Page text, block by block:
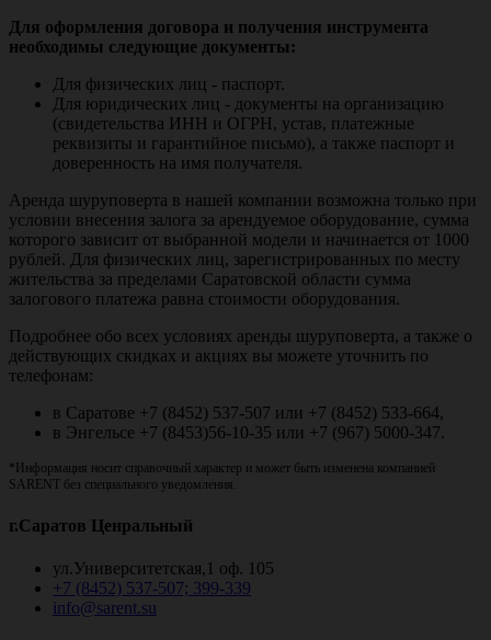
Для оформления договора и получения инструмента
необходимы следующие документы:
Для физических лиц - паспорт.
Для юридических лиц - документы на организацию
(свидетельства ИНН и ОГРН, устав, платежные
реквизиты и гарантийное письмо), а также паспорт и
доверенность на имя получателя.
Аренда шуруповерта в нашей компании возможна только при
условии внесения залога за арендуемое оборудование, сумма
которого зависит от выбранной модели и начинается от 1000
рублей. Для физических лиц, зарегистрированных по месту
жительства за пределами Саратовской области сумма
залогового платежа равна стоимости оборудования.
Подробнее обо всех условиях аренды шуруповерта, а также о
действующих скидках и акциях вы можете уточнить по
телефонам:
в Саратове +7 (8452) 537-507 или +7 (8452) 533-664,
в Энгельсе +7 (8453)56-10-35 или +7 (967) 5000-347.
*Информация носит справочный характер и может быть изменена компанией
SARENT без специального уведомления.
г.Саратов Ценральный
ул.Университетская,1 оф. 105
+7 (8452) 537-507; 399-339
info@sarent.su